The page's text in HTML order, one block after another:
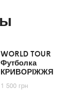
WORLD TOUR
Футболка
КРИВОРІЖЖЯ
1 500 грн